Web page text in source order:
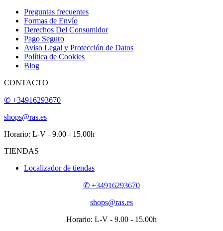
Preguntas frecuentes
Formas de Envío
Derechos Del Consumidor
Pago Seguro
Aviso Legal y Protección de Datos
Política de Cookies
Blog
CONTACTO
✆ +34916293670
shops@ras.es
Horario: L-V - 9.00 - 15.00h
TIENDAS
Localizador de tiendas
✆ +34916293670
shops@ras.es
Horario: L-V - 9.00 - 15.00h